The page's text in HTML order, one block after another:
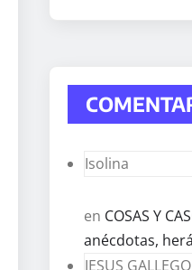
Isolina
en COSAS Y
anécdotas,
JESUS GALLEGO